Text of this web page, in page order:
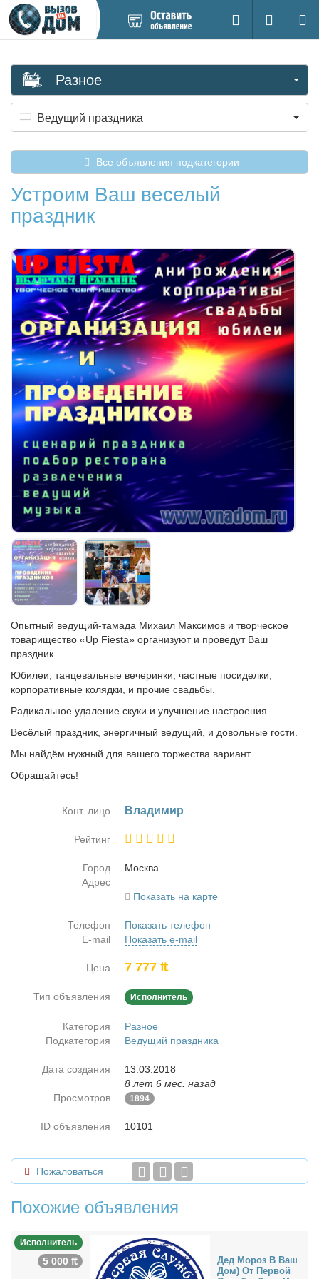
новое
Поиск
Вход на
Разное
Ведущий праздника
Все объявления подкатегории
Устроим Ваш веселый
праздник
Опытный ведущий-тамада Михаил Максимов и творческое
товарищество «Up Fiesta» организуют и проведут Ваш
праздник.
Юбилеи, танцевальные вечеринки, частные посиделки,
корпоративные колядки, и прочие свадьбы.
Радикальное удаление скуки и улучшение настроения.
Весёлый праздник, энергичный ведущий, и довольные гости.
Мы найдём нужный для вашего торжества вариант .
Обращайтесь!
Конт. лицо Вла­ди­мир
Рейтинг
Город
Москва
Адрес
Показать на карте
Телефон
Показать телефон
E-mail
Показать e-mail
Цена 7 777 ₶
Тип объявления Исполнитель
Категория
Разное
Подкатегория
Ведущий праздника
Дата создания
13.03.2018
8 лет 6 мес. назад
Просмотров
1894
ID объявления 10101
Пожаловаться
Похожие объявления
Исполнитель
5 000 ₶
Дед Мо­роз В Ваш
Дом) От Пер­вой